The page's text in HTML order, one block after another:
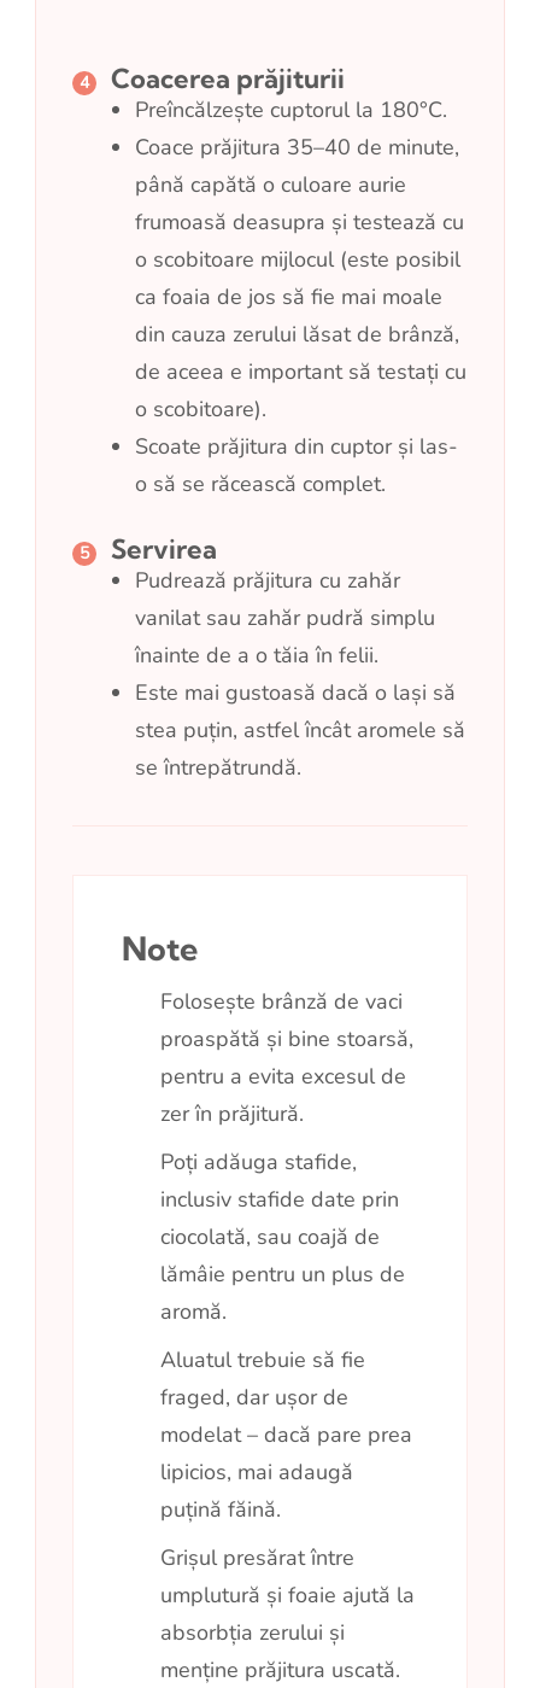
Coacerea prăjiturii
Preîncălzește cuptorul la 180°C.
Coace prăjitura 35–40 de minute,
până capătă o culoare aurie
frumoasă deasupra și testează cu
o scobitoare mijlocul (este posibil
ca foaia de jos să fie mai moale
din cauza zerului lăsat de brânză,
de aceea e important să testați cu
o scobitoare).
Scoate prăjitura din cuptor și las-
o să se răcească complet.
Servirea
Pudrează prăjitura cu zahăr
vanilat sau zahăr pudră simplu
înainte de a o tăia în felii.
Este mai gustoasă dacă o lași să
stea puțin, astfel încât aromele să
se întrepătrundă.
Note
Folosește brânză de vaci
proaspătă și bine stoarsă,
pentru a evita excesul de
zer în prăjitură.
Poți adăuga stafide,
inclusiv stafide date prin
ciocolată, sau coajă de
lămâie pentru un plus de
aromă.
Aluatul trebuie să fie
fraged, dar ușor de
modelat – dacă pare prea
lipicios, mai adaugă
puțină făină.
Grișul presărat între
umplutură și foaie ajută la
absorbția zerului și
menține prăjitura uscată.